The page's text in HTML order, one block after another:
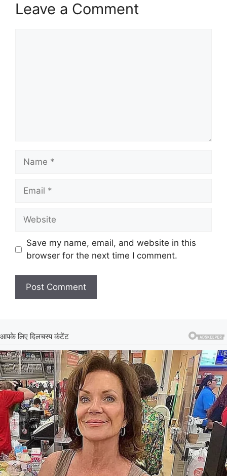
Leave a Comment
Name
Email
Website
Save my name, email, and website in this
browser for the next time I comment.